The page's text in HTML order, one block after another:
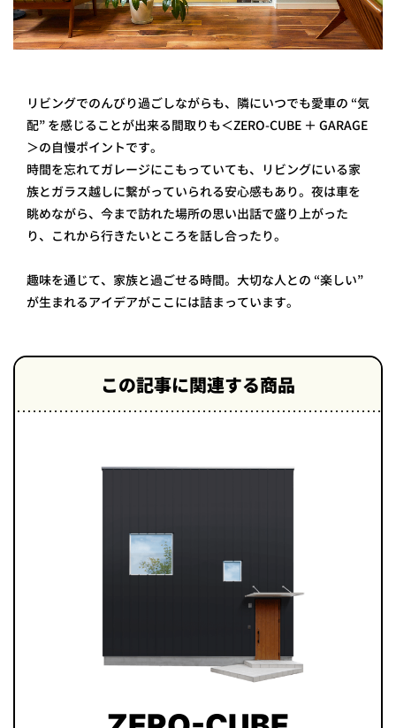
リビングでのんびり過ごしながらも、隣にいつでも愛車の “気
配” を感じることが出来る間取りも＜ZERO-CUBE ＋ GARAGE
＞ の自慢ポイントです。
時間を忘れてガレージにこもっていても、リビングにいる家
族とガラス越しに繋がっていられる安心感もあり。夜は車を
眺めながら、今まで訪れた場所の思い出話で盛り上がった
り、これから行きたいところを話し合ったり。
趣味を通じて、家族と過ごせる時間。大切な人との “楽しい”
が生まれるアイデアがここには詰まっています。
この記事に関連する商品